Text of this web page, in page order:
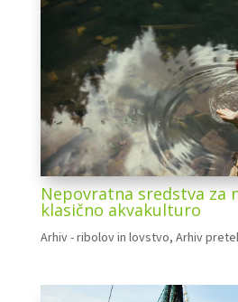
Nepovratna sredstva za
klasično akvakulturo
Arhiv - ribolov in lovstvo, Arhiv